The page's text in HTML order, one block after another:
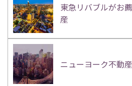
東急リバブルがお
産
ニューヨーク不動